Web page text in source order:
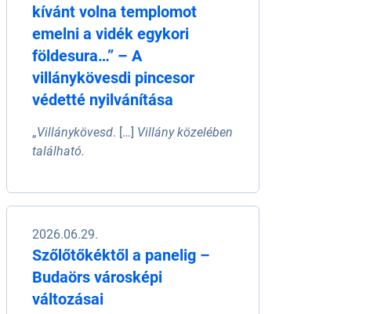
kívánt volna templomot
emelni a vidék egykori
földesura…” – A
villánykövesdi pincesor
védetté nyilvánítása
„Villánykövesd. […] Villány közelében
található.
2026.06.29.
Szőlőtőkéktől a panelig –
Budaörs városképi
változásai